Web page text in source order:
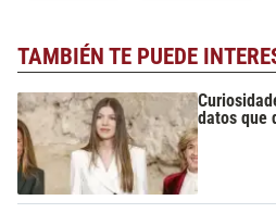
TAMBIÉN TE PUEDE
datos que